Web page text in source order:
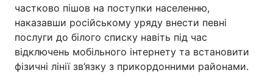
частково пішов на поступки населенню,
наказавши російському уряду внести певні
послуги до білого списку навіть під час
відключень мобільного інтернету та встановити
фізичні лінії зв’язку з прикордонними районами.